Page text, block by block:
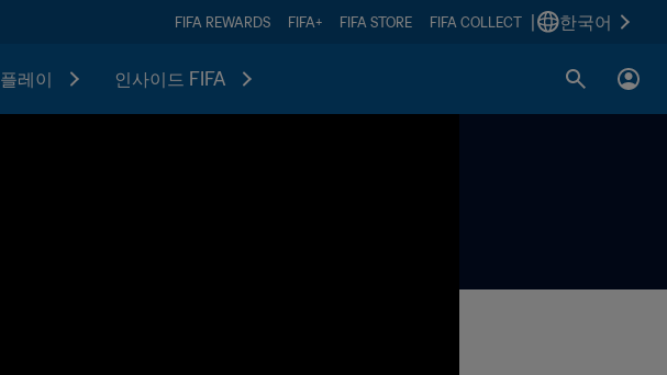
FIFA REWARDS FIFA+ FIFA STORE FIFA COLLECT 한국어
플레이 인사이드 FIFA